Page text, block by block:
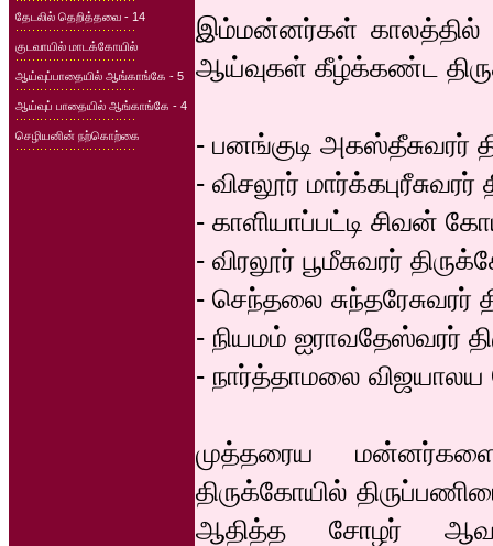
தேடலில் தெறித்தவை - 14
குடவாயில் மாடக்கோயில்
ஆய்வுப்பாதையில் ஆங்காங்கே - 5
ஆய்வுப் பாதையில் ஆங்காங்கே - 4
செழியனின் நற்கொற்கை
இம்மன்னர்கள் காலத்தில்
ஆய்வுகள் கீழ்க்கண்ட
- பனங்குடி அகஸ்தீசுவரர்
- விசலூர்
- காளியாப்பட்டி சிவன்
- விரலூர் பூமீசுவரர்
- செந்தலை சுந்தரேசுவரர்
- நியமம் ஐராவதேஸ்வரர்
- நார்த்தாமலை விஜயாலய
முத்தரைய
திருக்கோயில்
ஆதித்த சோழர்